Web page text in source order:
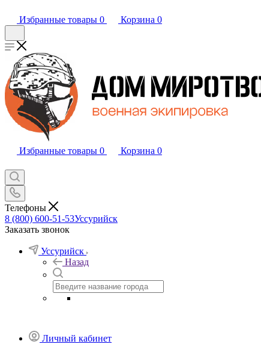
Избранные товары 0 Корзина 0
Избранные товары 0 Корзина 0
Телефоны
8 (800) 600-51-53Уссурийск
Заказать звонок
Уссурийск
Назад
Личный кабинет